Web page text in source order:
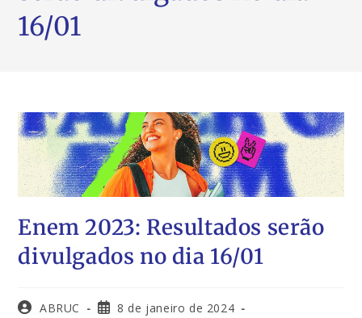
16/01
Enem 2023: Resultados serão
divulgados no dia 16/01
ABRUC
8 de janeiro de 2024